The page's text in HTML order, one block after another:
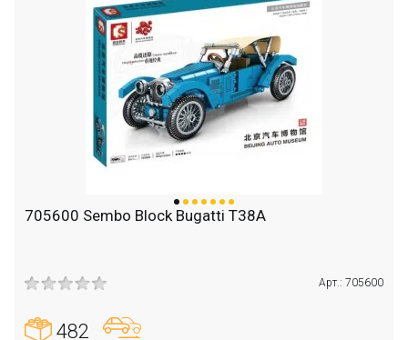
705600 Sembo Block Bugatti T38A
Арт.: 705600
482